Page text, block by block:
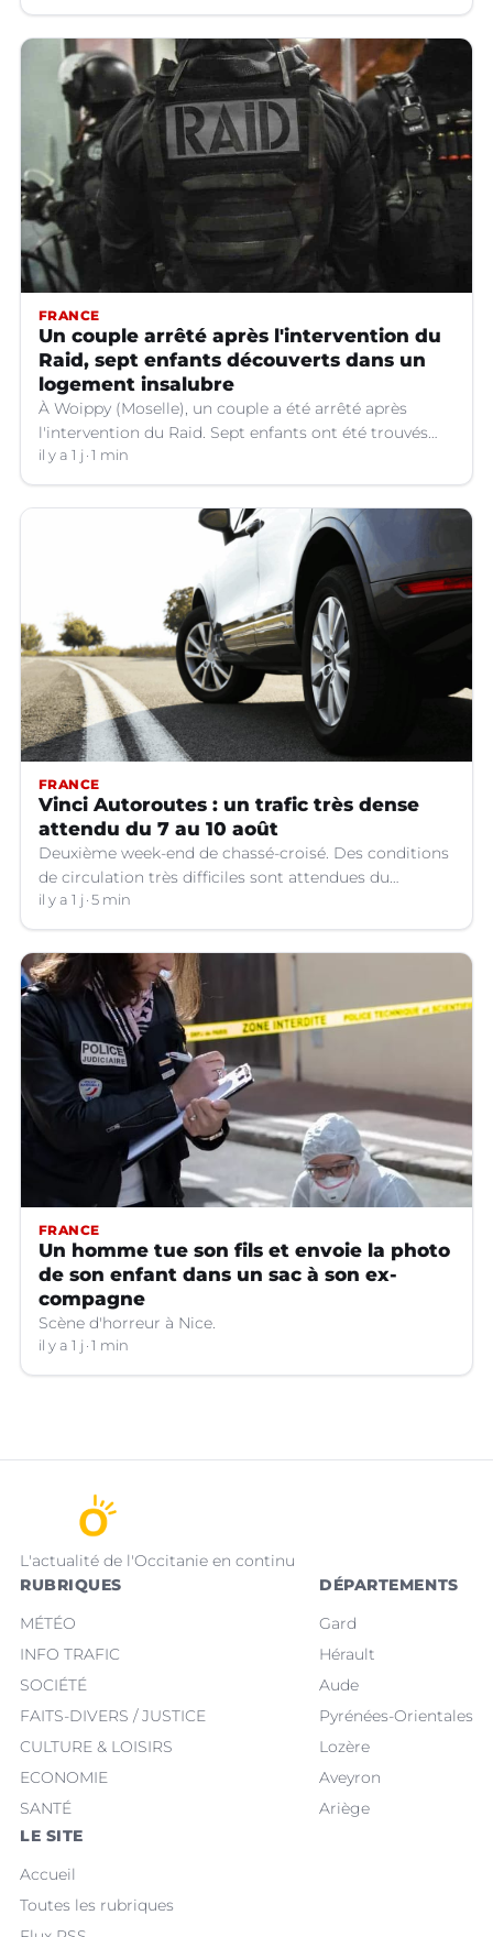
FRANCE
Un couple arrêté après l'intervention du
Raid, sept enfants découverts dans un
logement insalubre
À Woippy (Moselle), un couple a été arrêté après
l'intervention du Raid. Sept enfants ont été trouvés
dans un logement insalubre.
il y a 1 j 1 min
FRANCE
Vinci Autoroutes : un trafic très dense
attendu du 7 au 10 août
Deuxième week-end de chassé-croisé. Des conditions
de circulation très difficiles sont attendues du
vendredi 7 au lundi 10 août sur le réseau VINCI
Autoroutes.
il y a 1 j 5 min
FRANCE
Un homme tue son fils et envoie la photo
de son enfant dans un sac à son ex-
compagne
Scène d'horreur à Nice.
il y a 1 j 1 min
L'actualité de l'Occitanie en continu
RUBRIQUES
MÉTÉO
INFO TRAFIC
SOCIÉTÉ
FAITS-DIVERS / JUSTICE
CULTURE & LOISIRS
ECONOMIE
SANTÉ
DÉPARTEMENTS
Gard
Hérault
Aude
Pyrénées-Orientales
Lozère
Aveyron
Ariège
LE SITE
Accueil
Toutes les rubriques